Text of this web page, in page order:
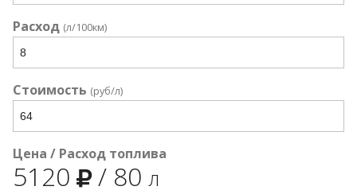
Расход (л/100км)
Стоимость (руб/л)
Цена / Расход топлива
5120 / 80 л